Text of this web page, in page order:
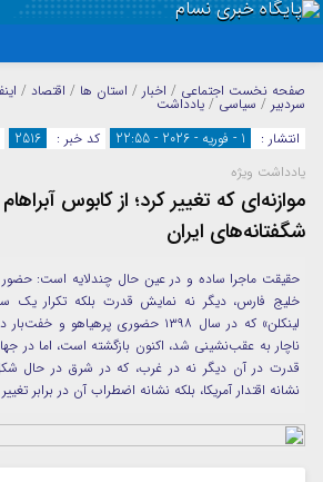
اینستاگرام
تلگرام
سروش
ایتا
آپارات
نام کاربری یا نشانی ایمیل
رمز عبور
صفحه نخست اجتماعی / اخبار / استان ها / اقتصاد /
سردبیر / سیاسی/ یادداشت
انتشار :
1 - فوریه - 2026 - 22:55 کد خبر : 2516
یادداشت ویژه
موازنه‌ای که تغییر کرد؛ از کابوس
شگفتانه‌های ایران
حقیقت ماجرا ساده و در عین حال چندلایه است: حضور
خلیج فارس، دیگر نه نمایش قدرت بلکه تکرار یک
لینکلن» که در سال ۱۳۹۸ حضوری
ناچار به عقب‌نشینی شد، اکنون بازگشته است، اما در
قدرت در آن دیگر نه در غرب، که در شرق در حال
نشانه اقتدار آمریکا، بلکه نشانه اضطراب آن در برابر